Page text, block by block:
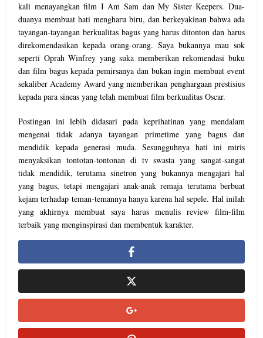
kali menayangkan film I Am Sam dan My Sister Keepers. Dua-
duanya membuat hati mengharu biru, dan berkeyakinan bahwa ada
tayangan-tayangan berkualitas bagus yang harus ditonton dan harus
direkomendasikan kepada orang-orang. Saya bukannya mau sok
seperti Oprah Winfrey yang suka memberikan rekomendasi buku
dan film bagus kepada pemirsanya dan bukan ingin membuat event
sekaliber Academy Award yang memberikan penghargaan prestisius
kepada para sineas yang telah membuat film berkualitas Oscar.
Postingan ini lebih didasari pada keprihatinan yang mendalam
mengenai tidak adanya tayangan primetime yang bagus dan
mendidik kepada generasi muda. Sesungguhnya hati ini miris
menyaksikan tontotan-tontonan di tv swasta yang sangat-sangat
tidak mendidik, terutama sinetron yang bukannya mengajari hal
yang bagus, tetapi mengajari anak-anak remaja terutama berbuat
kejam terhadap teman-temannya hanya karena hal sepele. Hal inilah
yang akhirnya membuat saya harus menulis review film-film
terbaik yang menginspirasi dan membentuk karakter.